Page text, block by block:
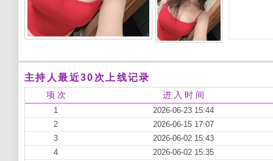
主持人最近30次上线记录
项 次 进 入 时 间
1
2026-06-23 15:44
2
2026-06-15 17:07
3
2026-06-02 15:43
4
2026-06-02 15:35